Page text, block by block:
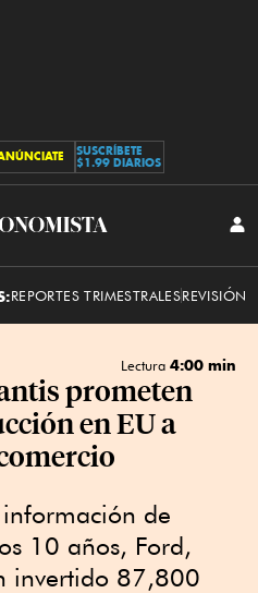
SUSCRÍBETE
$1.99 DIARIOS
El
REPORTES TRIMESTRALESREVISIÓN
Lectura 4:00 min
prometen
en EU a
de
10 años, Ford,
invertido 87,800